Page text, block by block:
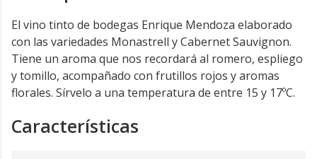
El vino tinto de bodegas Enrique Mendoza elaborado
con las variedades Monastrell y Cabernet Sauvignon.
Tiene un aroma que nos recordará al romero, espliego
y tomillo, acompañado con frutillos rojos y aromas
florales. Sírvelo a una temperatura de entre 15 y 17ºC.
Características